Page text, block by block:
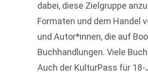
dabei, diese Zielgruppe
Formaten und dem Handel
und Autor*innen, die auf
Buchhandlungen. Viele
Auch der KulturPass für